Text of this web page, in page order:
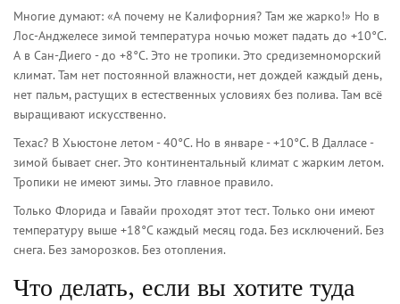
Многие думают: «А почему не Калифорния? Там же жарко!» Но в
Лос-Анджелесе зимой температура ночью может падать до +10°C.
А в Сан-Диего - до +8°C. Это не тропики. Это средиземноморский
климат. Там нет постоянной влажности, нет дождей каждый день,
нет пальм, растущих в естественных условиях без полива. Там всё
выращивают искусственно.
Техас? В Хьюстоне летом - 40°C. Но в январе - +10°C. В Далласе -
зимой бывает снег. Это континентальный климат с жарким летом.
Тропики не имеют зимы. Это главное правило.
Только Флорида и Гавайи проходят этот тест. Только они имеют
температуру выше +18°C каждый месяц года. Без исключений. Без
снега. Без заморозков. Без отопления.
Что делать, если вы хотите туда